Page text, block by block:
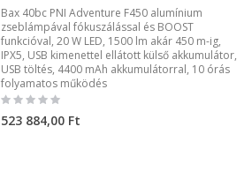
Bax 40bc PNI Adventure F450 alumínium
zseblámpával fókuszálással és BOOST
funkcióval, 20 W LED, 1500 lm akár 450 m-ig,
IPX5, USB kimenettel ellátott külső akkumulátor,
USB töltés, 4400 mAh akkumulátorral, 10 órás
folyamatos működés
Rating:
0%
523 884,00 Ft